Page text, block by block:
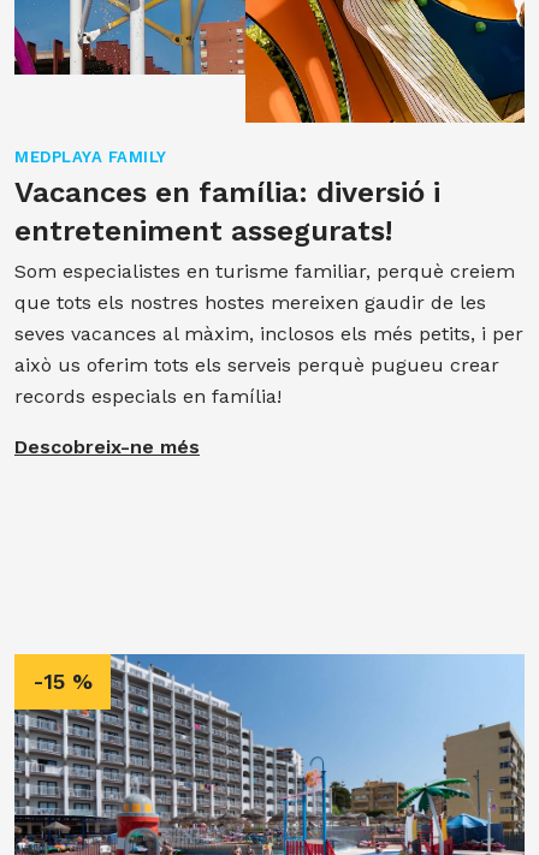
MEDPLAYA FAMILY
Vacances en família: diversió i
entreteniment assegurats!
Som especialistes en turisme familiar, perquè creiem
que tots els nostres hostes mereixen gaudir de les
seves vacances al màxim, inclosos els més petits, i per
això us oferim tots els serveis perquè pugueu crear
records especials en família!
Descobreix-ne més
-15 %